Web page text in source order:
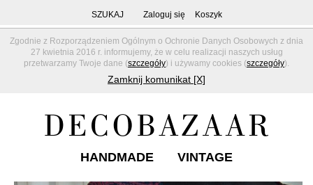
Zgodnie z Rozporządzeniem Ogólnym o Ochronie Danych Osobowych z dnia
27 kwietnia 2016 r. informujemy, że w celu realizacji naszych usług
przetwarzamy Twoje dane (szczegóły) i używamy cookies (szczegóły).
Zamknij komunikat [X]
SZUKAJ Zaloguj się Koszyk
HANDMADE VINTAGE